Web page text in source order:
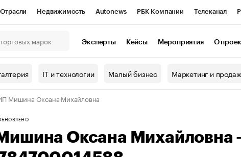
Отрасли Недвижимость Autonews РБК Компании Телеканал
Проверка контрагентов
Эксперты Кейсы Мероприятия О
IT и технологии Малый бизнес Маркетинг и
Мишина Оксана Михайловна
Оксана